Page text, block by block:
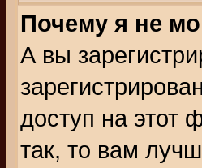
Почему я не
А вы
доступ на этот
так, то вам